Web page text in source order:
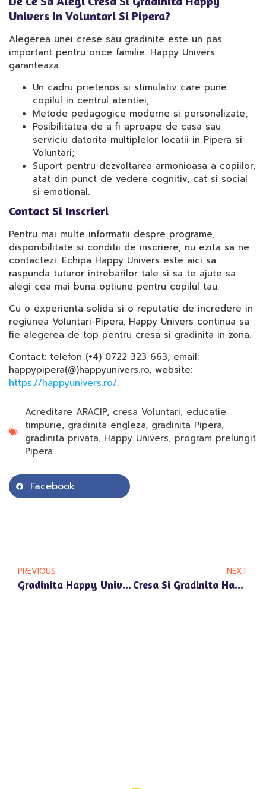
Univers In Voluntari Si Pipera?
Alegerea unei crese sau gradinite este un pas
important pentru orice familie. Happy Univers
garanteaza:
Un cadru prietenos si stimulativ care pune
copilul in centrul atentiei;
Metode pedagogice moderne si personalizate;
Posibilitatea de a fi aproape de casa sau
serviciu datorita multiplelor locatii in Pipera si
Voluntari;
Suport pentru dezvoltarea armonioasa a copiilor,
atat din punct de vedere cognitiv, cat si social
si emotional.
Contact Si Inscrieri
Pentru mai multe informatii despre programe,
disponibilitate si conditii de inscriere, nu ezita sa ne
contactezi. Echipa Happy Univers este aici sa
raspunda tuturor intrebarilor tale si sa te ajute sa
alegi cea mai buna optiune pentru copilul tau.
Cu o experienta solida si o reputatie de incredere in
regiunea Voluntari-Pipera, Happy Univers continua sa
fie alegerea de top pentru cresa si gradinita in zona.
Contact: telefon (+4) 0722 323 663, email:
happypipera(@)happyunivers.ro, website:
https://happyunivers.ro/.
Acreditare ARACIP, cresa Voluntari, educatie
timpurie, gradinita engleza, gradinita Pipera,
gradinita privata, Happy Univers, program prelungit
Pipera
Facebook
PREVIOUS
Gradinita Happy Univers: Program Educational Englez In Sectorul Pipera Nord
NEXT
Cresa Si Gradinita Happy Univers In Voluntari – O Alegere Sigura Pentru Copiii Tai